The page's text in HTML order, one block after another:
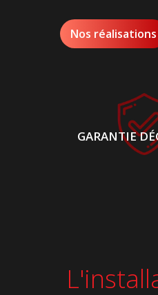
Nos réalisations
GARANTIE